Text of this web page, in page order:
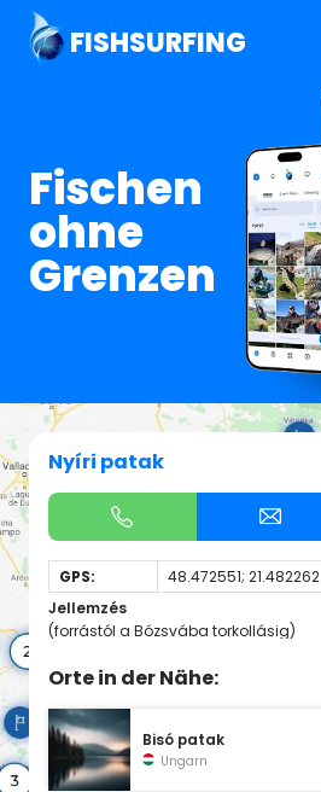
FISHSURFING
Fischen
ohne
Grenzen
Nyíri patak
GPS:
48.472551; 21.482262
Jellemzés
(forrástól a Bózsvába torkollásig)
Orte in der Nähe:
Bisó patak
Ungarn